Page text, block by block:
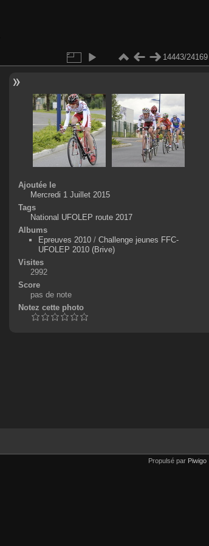
14443/24169
Ajoutée le
Mercredi 1 Juillet 2015
Tags
National UFOLEP route 2017
Albums
Epreuves 2010/ Challenge jeunes FFC-
UFOLEP 2010 (Brive)
Visites
2992
Score
pas de note
Notez cette photo
Propulsé par Piwigo